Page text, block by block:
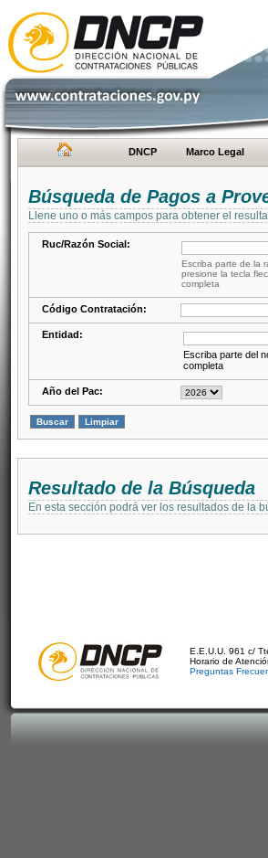
DNCP Marco Legal
Búsqueda de Pagos a
Llene uno o más campos para obtener el
Ruc/Razón Social:
Escriba parte de la
presione la tecla
completa
Código Contratación:
Entidad:
Escriba parte del
completa
Año del Pac:
Resultado de la Búsqueda
En esta sección podrá ver los resultados de la
E.E.U.U. 961 c/
Horario de
Preguntas